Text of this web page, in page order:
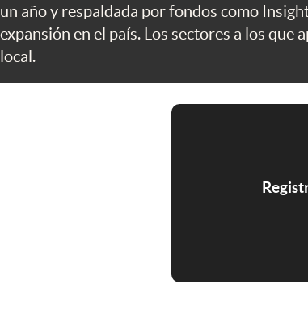
un año y respaldada por fondos como
expansión en el país. Los sectores a los que
local.